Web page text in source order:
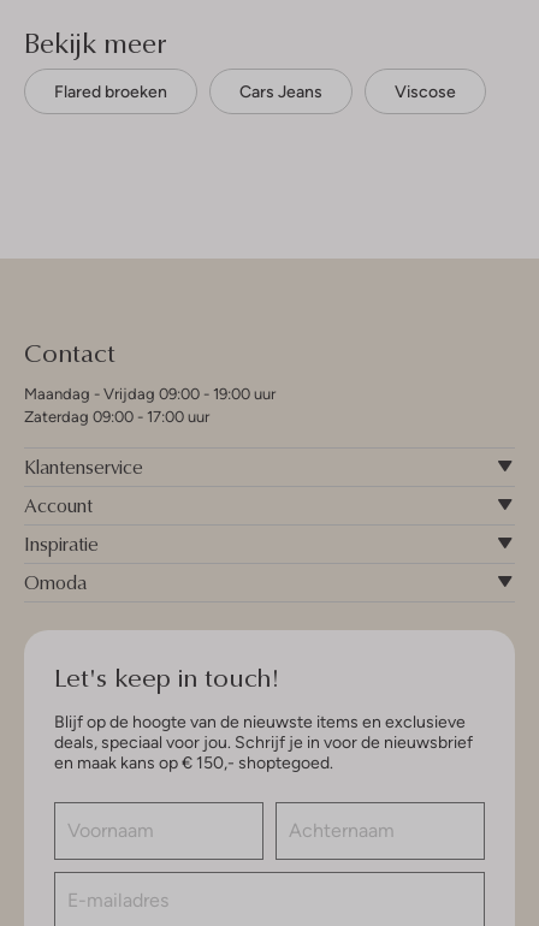
Bekijk meer
Flared broeken Cars Jeans Viscose
Contact
Maandag - Vrijdag 09:00 - 19:00 uur
Zaterdag 09:00 - 17:00 uur
Klantenservice
Account
Inspiratie
Omoda
Let's keep in touch!
Blijf op de hoogte van de nieuwste items en exclusieve
deals, speciaal voor jou. Schrijf je in voor de nieuwsbrief
en maak kans op € 150,- shoptegoed.